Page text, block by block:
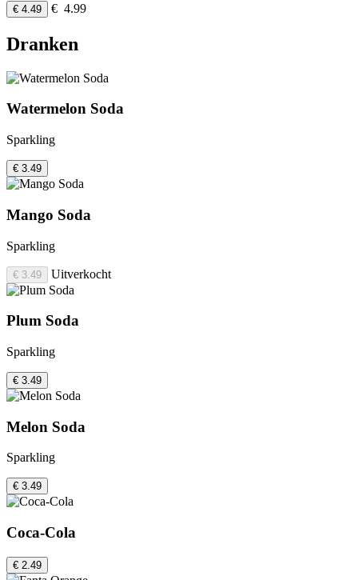
€ 4.49 € 4.99
Dranken
Watermelon Soda
Sparkling
€ 3.49
Mango Soda
Sparkling
€ 3.49 Uitverkocht
Plum Soda
Sparkling
€ 3.49
Melon Soda
Sparkling
€ 3.49
Coca-Cola
€ 2.49